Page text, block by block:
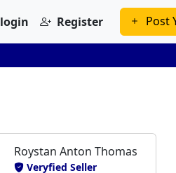
login Register Post
Roystan Anton Thomas
Veryfied Seller